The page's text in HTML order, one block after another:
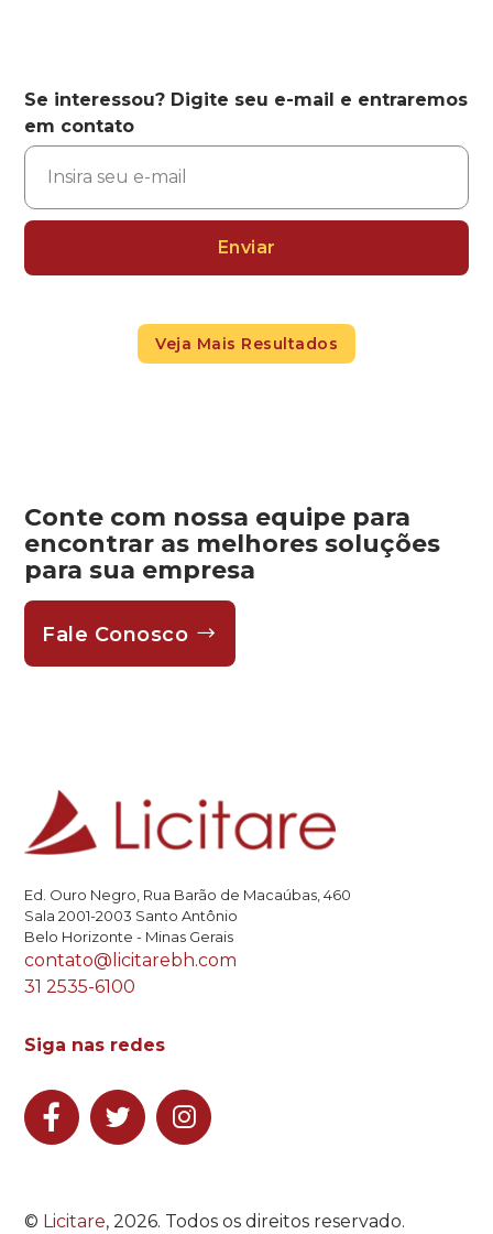
Se interessou? Digite seu e-mail e entraremos
em contato
Enviar
Veja Mais Resultados
Conte com nossa equipe para
encontrar as melhores soluções
para sua empresa
Fale Conosco
Ed. Ouro Negro, Rua Barão de Macaúbas, 460
Sala 2001-2003 Santo Antônio
Belo Horizonte - Minas Gerais
contato@licitarebh.com
31 2535-6100
Siga nas redes
© Licitare, 2026. Todos os direitos reservado.